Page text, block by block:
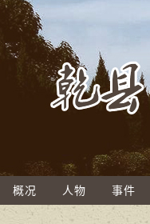
概况 人物 事件